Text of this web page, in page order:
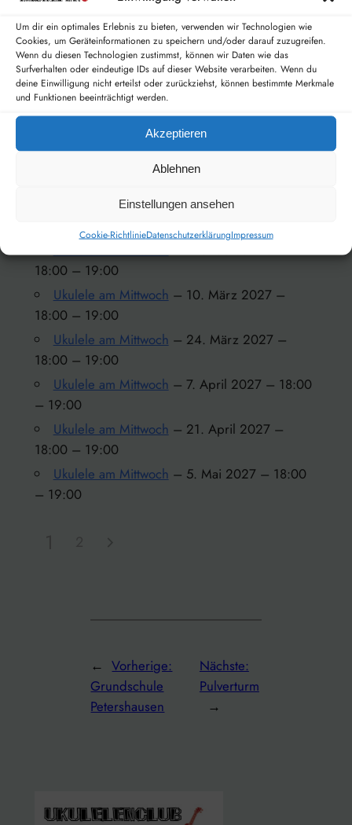
Um dir ein optimales Erlebnis zu bieten, verwenden wir Technologien wie
Cookies, um Geräteinformationen zu speichern und/oder darauf zuzugreifen.
Wenn du diesen Technologien zustimmst, können wir Daten wie das
Surfverhalten oder eindeutige IDs auf dieser Website verarbeiten. Wenn du
deine Einwilligung nicht erteilst oder zurückziehst, können bestimmte Merkmale
und Funktionen beeinträchtigt werden.
Akzeptieren
Ablehnen
Einstellungen ansehen
Cookie-RichtlinieDatenschutzerklärungImpressum
Ukulele am Mittwoch– 16. Dezember 2026 –
18:00 – 19:00
Ukulele am Mittwoch– 30. Dezember 2026 –
18:00 – 19:00
Ukulele am Mittwoch– 13. Januar 2027 –
Ukulele am Mittwoch– 27. Januar 2027 –
Ukulele am Mittwoch– 10. Februar 2027 –
18:00 – 19:00
Ukulele am Mittwoch – 10. März 2027 –
18:00 – 19:00
Ukulele am Mittwoch – 24. März 2027 –
18:00 – 19:00
Ukulele am Mittwoch – 7. April 2027 – 18:00
– 19:00
Ukulele am Mittwoch – 21. April 2027 –
18:00 – 19:00
Ukulele am Mittwoch – 5. Mai 2027 – 18:00
– 19:00
← Vorherige:
Grundschule
Petershausen
Nächste:
Pulverturm
→